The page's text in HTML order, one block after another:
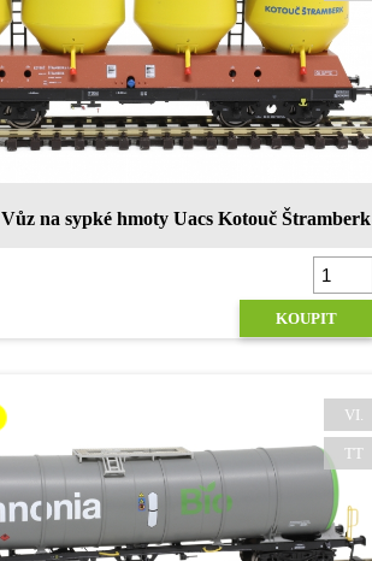
Vůz na sypké hmoty Uacs Kotouč Štramberk
KOUPIT
VI.
TT